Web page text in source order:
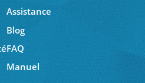
Assistance
Blog
FAQ
Manuel